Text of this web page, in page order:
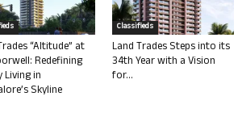
“Altitude” at
Redefining
Living in
Skyline
Classifieds
Land Trades Steps into its
34th Year with a Vision
for...